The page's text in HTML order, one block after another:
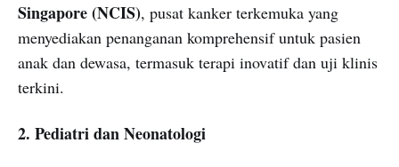
Singapore (NCIS), pusat kanker terkemuka yang
menyediakan penanganan komprehensif untuk pasien
anak dan dewasa, termasuk terapi inovatif dan uji klinis
terkini.
2. Pediatri dan Neonatologi